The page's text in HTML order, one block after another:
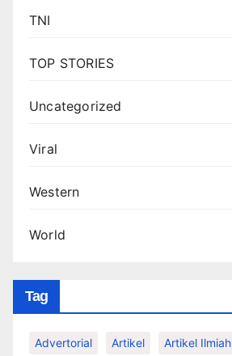
TNI
TOP STORIES
Uncategorized
Viral
Western
World
Tag
Advertorial Artikel Artikel Ilmiah